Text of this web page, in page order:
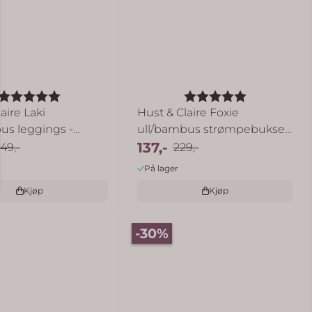
Karakter:
Laki
leggings -
349,-
Kjøp
Karakter:
5.0 av 5
Hust & Claire Foxie
ull/bambus strømpebukse
til ...
137,- 229,-
På lager
Kjøp
-30%